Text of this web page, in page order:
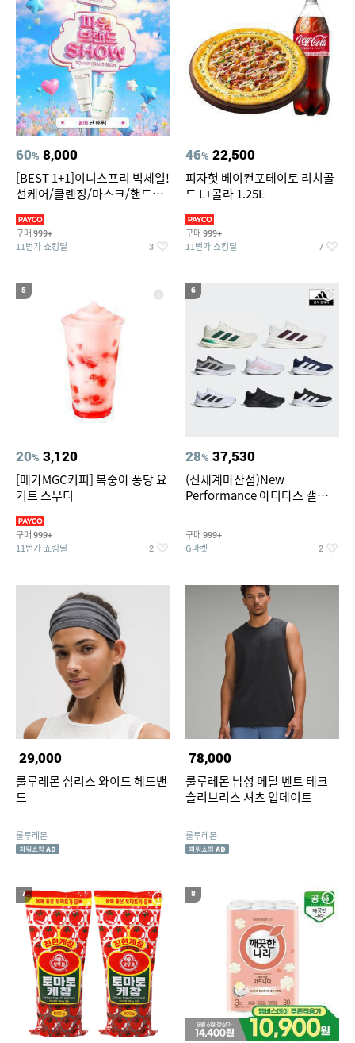
60% 8,000
[BEST 1+1]이니스프리 빅세일!
선케어/클렌징/마스크/핸드크
구매 999+
11번가 쇼킹딜 3
46% 22,500
피자헛 베이컨포테이토 리치골
드 L+콜라 1.25L
구매 999+
11번가 쇼킹딜 7
5
20% 3,120
[메가MGC커피] 복숭아 퐁당 요
거트 스무디
구매 999+
11번가 쇼킹딜 2
6
28% 37,530
(신세계마산점)New
Performance 아디다스 갤럭시
구매 999+
G마켓 2
29,000
룰루레몬 심리스 와이드 헤드밴
드
룰루레몬
78,000
룰루레몬 남성 메탈 벤트 테크
슬리브리스 셔츠 업데이트
룰루레몬
7 8